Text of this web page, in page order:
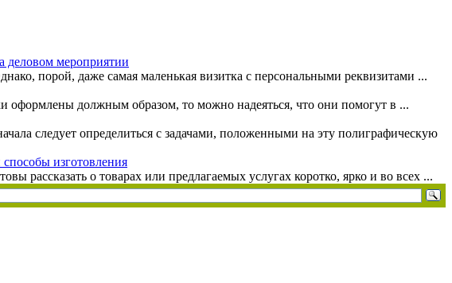
деловом мероприятии
порой, даже самая маленькая визитка с персональными реквизитами ...
должным образом, то можно надеяться, что они помогут в ...
следует определиться с задачами, положенными на эту полиграфическую
изготовления
рассказать о товарах или предлагаемых услугах коротко, ярко и во всех ...